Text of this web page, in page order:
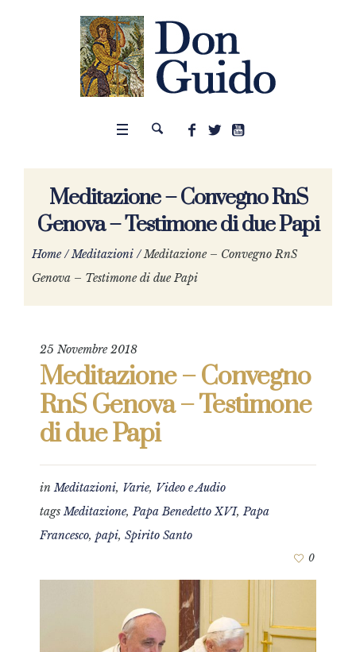
Meditazione – Convegno RnS
Genova – Testimone di due Papi
Home /Meditazioni /Meditazione – Convegno RnS
Genova – Testimone di due Papi
25 Novembre 2018
Meditazione – Convegno
RnS Genova – Testimone
di due Papi
inMeditazioni, Varie, Video e Audio
tagsMeditazione,Papa Benedetto XVI,Papa
Francesco, papi, Spirito Santo
0